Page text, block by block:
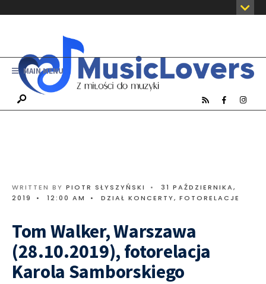
MAIN MENU
WRITTEN BY PIOTR SŁYSZYŃSKI •
31 PAŹDZIERNIKA,
2019
• 12:00 AM • DZIAŁ KONCERTY, FOTORELACJE
Tom Walker, Warszawa
(28.10.2019), fotorelacja
Karola Samborskiego